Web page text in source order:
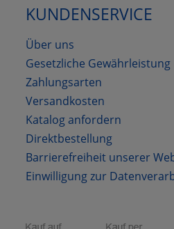
KUNDENSERVICE
Über uns
Gesetzliche Gewährleistung
Zahlungsarten
Versandkosten
Katalog anfordern
Direktbestellung
Barrierefreiheit unserer
Einwilligung zur